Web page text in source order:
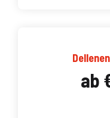
ab